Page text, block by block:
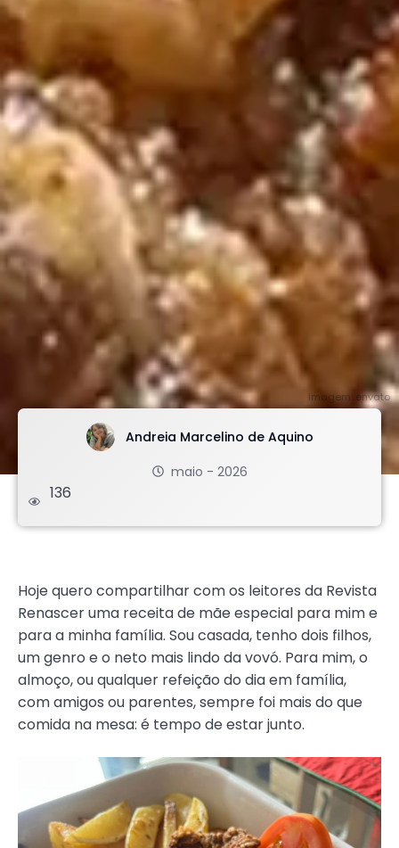
imagem: envato
Andreia Marcelino de Aquino
maio - 2026
136
Hoje quero compartilhar com os leitores da Revista
Renascer uma receita de mãe especial para mim e
para a minha família. Sou casada, tenho dois filhos,
um genro e o neto mais lindo da vovó. Para mim, o
almoço, ou qualquer refeição do dia em família,
com amigos ou parentes, sempre foi mais do que
comida na mesa: é tempo de estar junto.